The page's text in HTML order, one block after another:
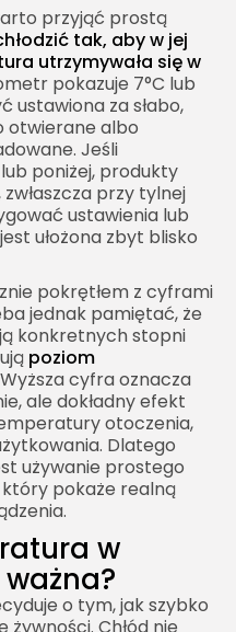
przyjąć prostą
tak, aby w jej
utrzymywała się w
pokazuje 7°C lub
ustawiona za słabo,
otwierane albo
Jeśli
poniżej, produkty
przy tylnej
ustawienia lub
ułożona zbyt blisko
pokrętłem z cyframi
jednak pamiętać, że
konkretnych stopni
poziom
cyfra oznacza
ale dokładny efekt
otoczenia,
Dlatego
używanie prostego
pokaże realną
w
o tym, jak szybko